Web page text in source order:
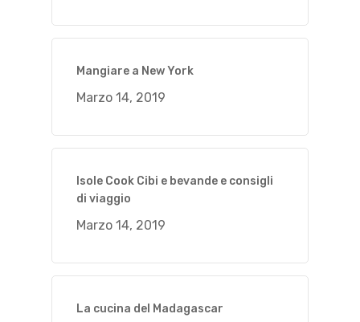
Mangiare a New York
Marzo 14, 2019
Isole Cook Cibi e bevande e consigli
di viaggio
Marzo 14, 2019
La cucina del Madagascar